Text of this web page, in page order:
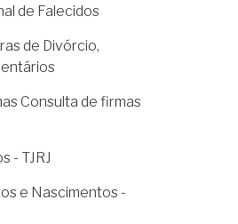
de Falecidos
de Divórcio,
Consulta de firmas
- TJRJ
e Nascimentos -